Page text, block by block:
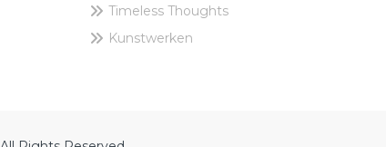
Timeless Thoughts
Kunstwerken